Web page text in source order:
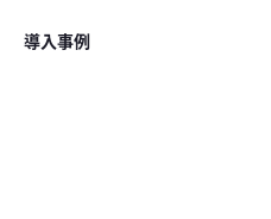
導入事例